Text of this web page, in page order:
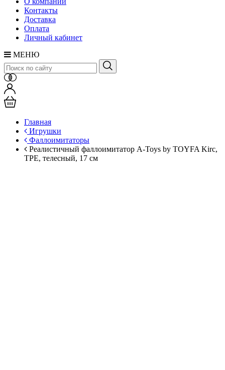
Контакты
Доставка
Оплата
Личный кабинет
МЕНЮ
Главная
Игрушки
Фаллоимитаторы
Реалистичный фаллоимитатор A-Toys by TOYFA Kirc,
TPE, телесный, 17 см